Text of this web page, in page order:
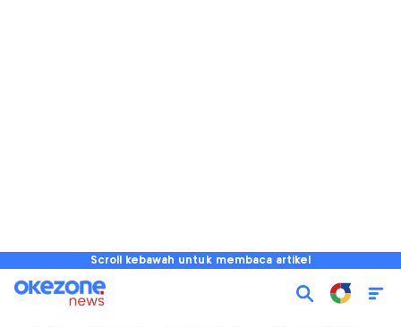
Scroll kebawah untuk membaca artikel